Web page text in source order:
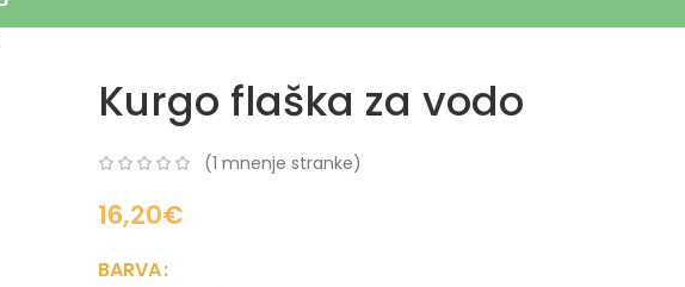
Kurgo flaška za vodo
(1 mnenje stranke)
16,20€
BARVA